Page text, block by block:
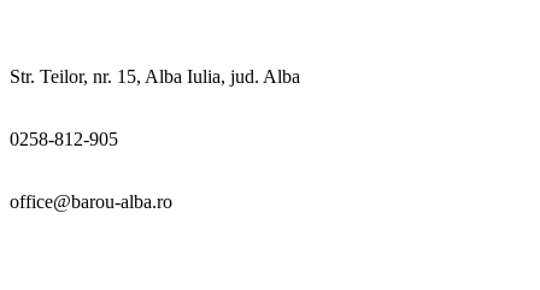
Str. Teilor, nr. 15, Alba Iulia, jud. Alba
0258-812-905
office@barou-alba.ro